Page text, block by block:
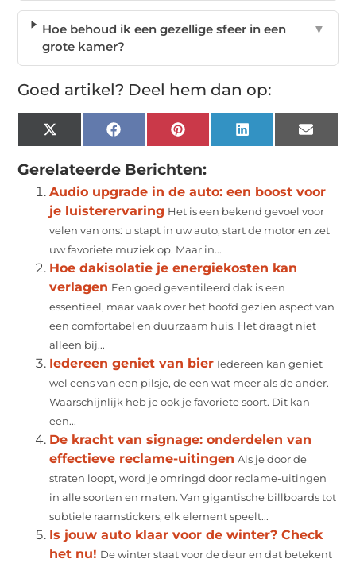
Hoe behoud ik een gezellige sfeer in een
grote kamer?
▼
Goed artikel? Deel hem dan op:
X
(Twitter)
Facebook Pinterest LinkedIn Email
Gerelateerde Berichten:
Audio upgrade in de auto: een boost voor
je luisterervaring Het is een bekend gevoel voor
velen van ons: u stapt in uw auto, start de motor en zet
uw favoriete muziek op. Maar in...
Hoe dakisolatie je energiekosten kan
verlagen Een goed geventileerd dak is een
essentieel, maar vaak over het hoofd gezien aspect van
een comfortabel en duurzaam huis. Het draagt niet
alleen bij...
Iedereen geniet van bier Iedereen kan geniet
wel eens van een pilsje, de een wat meer als de ander.
Waarschijnlijk heb je ook je favoriete soort. Dit kan
een...
De kracht van signage: onderdelen van
effectieve reclame-uitingen Als je door de
straten loopt, word je omringd door reclame-uitingen
in alle soorten en maten. Van gigantische billboards tot
subtiele raamstickers, elk element speelt...
Is jouw auto klaar voor de winter? Check
het nu! De winter staat voor de deur en dat betekent